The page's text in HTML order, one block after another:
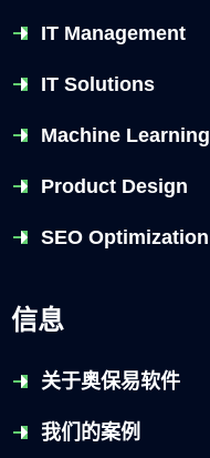
IT Management
IT Solutions
Machine Learning
Product Design
SEO Optimization
信息
关于奥保易软件
我们的案例